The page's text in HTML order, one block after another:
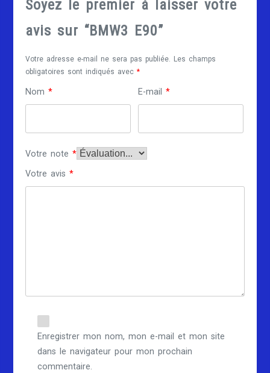
Soyez le premier à laisser votre
avis sur “BMW3 E90”
Votre adresse e-mail ne sera pas publiée. Les champs
obligatoires sont indiqués avec*
Nom* E-mail*
Votre note*
Votre avis*
Enregistrer mon nom, mon e-mail et mon site
dans le navigateur pour mon prochain
commentaire.